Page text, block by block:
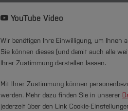
YouTube Video
Wir benötigen Ihre Einwilligung, um Ihnen
Sie können dieses (und damit auch alle
Ihrer Zustimmung darstellen lassen.
Mit Ihrer Zustimmung können
werden. Mehr dazu finden Sie in unserer
jederzeit über den Link Cookie-